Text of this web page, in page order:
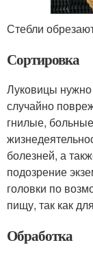
Стебли
Сортировка
Луковицы
случайно
гнилые,
болезней, а
подозрение
головки по
пищу, так как
Обработка